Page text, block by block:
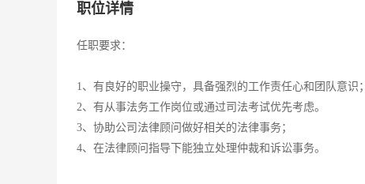
职位详情
任职要求：
1、有良好的职业操守，具备强烈的工作责任心和团队意识；
2、有从事法务工作岗位或通过司法考试优先考虑。
3、协助公司法律顾问做好相关的法律事务；
4、在法律顾问指导下能独立处理仲裁和诉讼事务。